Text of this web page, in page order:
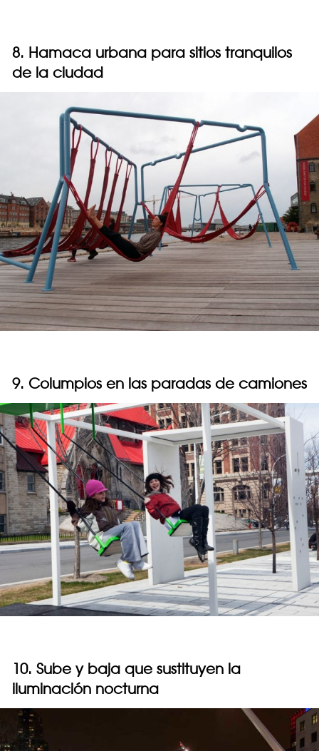
8. Hamaca urbana para sitios tranquilos
de la ciudad
9. Columpios en las paradas de camiones
10. Sube y baja que sustituyen la
iluminación nocturna